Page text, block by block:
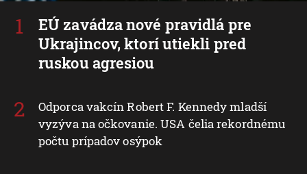
EÚ zavádza nové pravidlá pre
Ukrajincov, ktorí utiekli pred
ruskou agresiou
Odporca vakcín Robert F. Kennedy mladší
vyzýva na očkovanie. USA čelia rekordnému
počtu prípadov osýpok